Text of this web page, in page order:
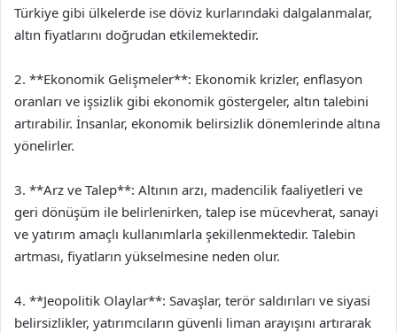
Türkiye gibi ülkelerde ise döviz kurlarındaki dalgalanmalar,
altın fiyatlarını doğrudan etkilemektedir.
2. **Ekonomik Gelişmeler**: Ekonomik krizler, enflasyon
oranları ve işsizlik gibi ekonomik göstergeler, altın talebini
artırabilir. İnsanlar, ekonomik belirsizlik dönemlerinde altına
yönelirler.
3. **Arz ve Talep**: Altının arzı, madencilik faaliyetleri ve
geri dönüşüm ile belirlenirken, talep ise mücevherat, sanayi
ve yatırım amaçlı kullanımlarla şekillenmektedir. Talebin
artması, fiyatların yükselmesine neden olur.
4. **Jeopolitik Olaylar**: Savaşlar, terör saldırıları ve siyasi
belirsizlikler, yatırımcıların güvenli liman arayışını artırarak